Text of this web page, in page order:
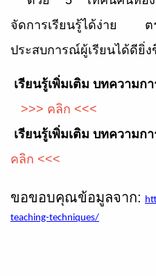
จัดการเรียนรู้ได้ง่าย
ประสบการณ์ผู้เรียนได้ดียิ่
เรียนรู้เพิ่มเติม บทความ
>>> คลิก <<<
เรียนรู้เพิ่มเติม บทความ
คลิก <<<
ขอขอบคุณข้อมูลจาก:
teaching-techniques/